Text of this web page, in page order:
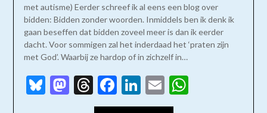
met autisme) Eerder schreef ik al eens een blog over
bidden: Bidden zonder woorden. Inmiddels ben ik denk ik
gaan beseffen dat bidden zoveel meer is dan ik eerder
dacht. Voor sommigen zal het inderdaad het ‘praten zijn
met God’. Waarbij ze hardop of in zichzelf in…
Bluesky
Mastodon
Threads
Facebook
LinkedIn
Email